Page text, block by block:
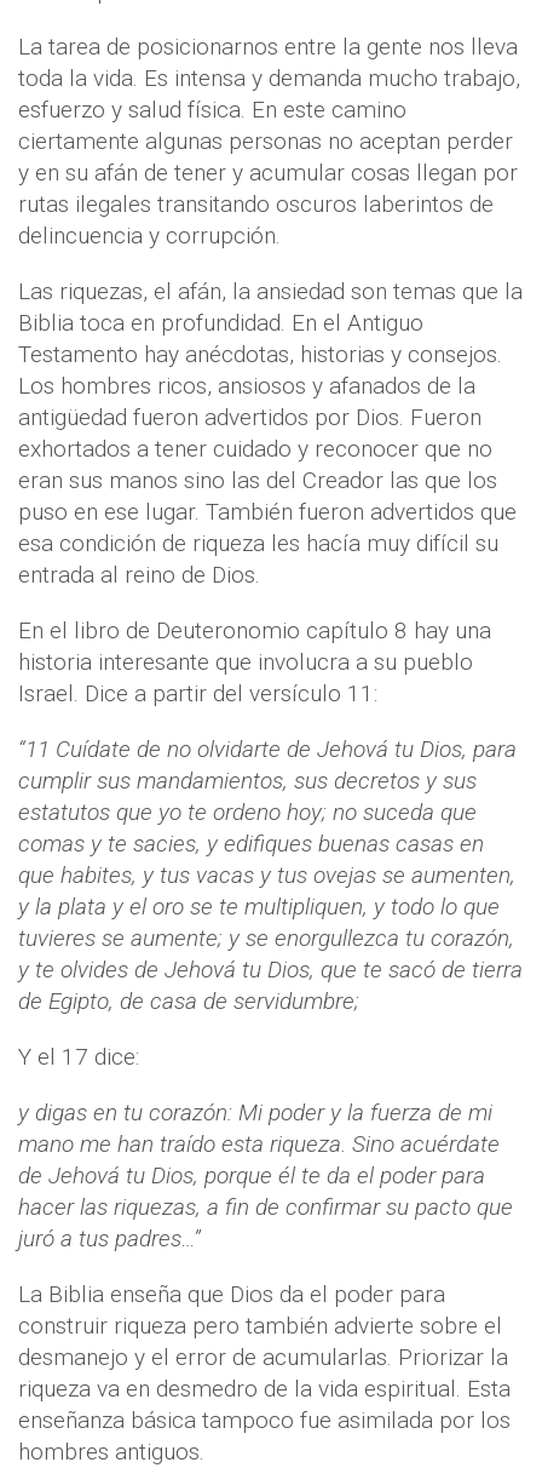
La tarea de posicionarnos entre la gente nos lleva
toda la vida. Es intensa y demanda mucho trabajo,
esfuerzo y salud física. En este camino
ciertamente algunas personas no aceptan perder
y en su afán de tener y acumular cosas llegan por
rutas ilegales transitando oscuros laberintos de
delincuencia y corrupción.
Las riquezas, el afán, la ansiedad son temas que la
Biblia toca en profundidad. En el Antiguo
Testamento hay anécdotas, historias y consejos.
Los hombres ricos, ansiosos y afanados de la
antigüedad fueron advertidos por Dios. Fueron
exhortados a tener cuidado y reconocer que no
eran sus manos sino las del Creador las que los
puso en ese lugar. También fueron advertidos que
esa condición de riqueza les hacía muy difícil su
entrada al reino de Dios.
En el libro de Deuteronomio capítulo 8 hay una
historia interesante que involucra a su pueblo
Israel. Dice a partir del versículo 11:
“11 Cuídate de no olvidarte de Jehová tu Dios, para
cumplir sus mandamientos, sus decretos y sus
estatutos que yo te ordeno hoy; no suceda que
comas y te sacies, y edifiques buenas casas en
que habites, y tus vacas y tus ovejas se aumenten,
y la plata y el oro se te multipliquen, y todo lo que
tuvieres se aumente; y se enorgullezca tu corazón,
y te olvides de Jehová tu Dios, que te sacó de tierra
de Egipto, de casa de servidumbre;
Y el 17 dice:
y digas en tu corazón: Mi poder y la fuerza de mi
mano me han traído esta riqueza. Sino acuérdate
de Jehová tu Dios, porque él te da el poder para
hacer las riquezas, a fin de confirmar su pacto que
juró a tus padres…”
La Biblia enseña que Dios da el poder para
construir riqueza pero también advierte sobre el
desmanejo y el error de acumularlas. Priorizar la
riqueza va en desmedro de la vida espiritual. Esta
enseñanza básica tampoco fue asimilada por los
hombres antiguos.